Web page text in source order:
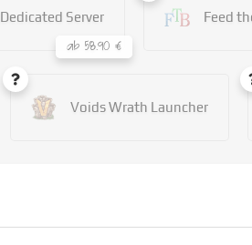
Dedicated Server
ab 58.90 €
Feed
Voids Wrath Launcher